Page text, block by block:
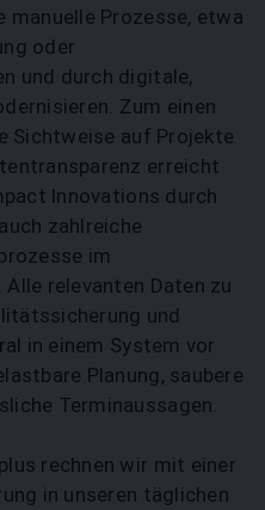
manuelle Prozesse, etwa
oder
und durch digitale,
Zum einen
Sichtweise auf Projekte
erreicht
Innovations durch
zahlreiche
im
relevanten Daten zu
und
in einem System vor
Planung, saubere
Terminaussagen.
rechnen wir mit einer
in unseren täglichen